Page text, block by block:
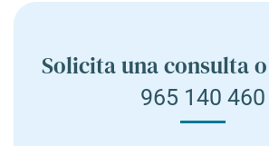
Solicita una consulta
965 140 460